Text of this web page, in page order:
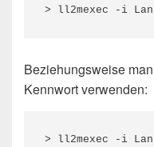
> ll2mexec -i Lan-
Beziehungsweise
Kennwort verwenden:
> ll2mexec -i